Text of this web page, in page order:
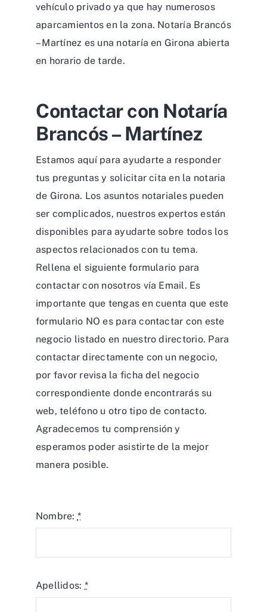
vehículo privado ya que hay numerosos
aparcamientos en la zona. Notaría Brancós
– Martínez es una notaría en Girona abierta
en horario de tarde.
Contactar con Notaría
Brancós – Martínez
Estamos aquí para ayudarte a responder
tus preguntas y solicitar cita en la notaria
de Girona. Los asuntos notariales pueden
ser complicados, nuestros expertos están
disponibles para ayudarte sobre todos los
aspectos relacionados con tu tema.
Rellena el siguiente formulario para
contactar con nosotros vía Email. Es
importante que tengas en cuenta que este
formulario NO es para contactar con este
negocio listado en nuestro directorio. Para
contactar directamente con un negocio,
por favor revisa la ficha del negocio
correspondiente donde encontrarás su
web, teléfono u otro tipo de contacto.
Agradecemos tu comprensión y
esperamos poder asistirte de la mejor
manera posible.
Nombre: *
Apellidos: *